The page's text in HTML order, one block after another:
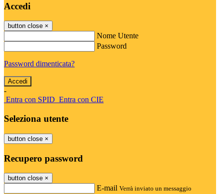
Accedi
button close ×
Nome Utente
Password
Password dimenticata?
-
Entra con SPID Entra con CIE
Seleziona utente
button close ×
Recupero password
button close ×
E-mail Verrà inviato un messaggio